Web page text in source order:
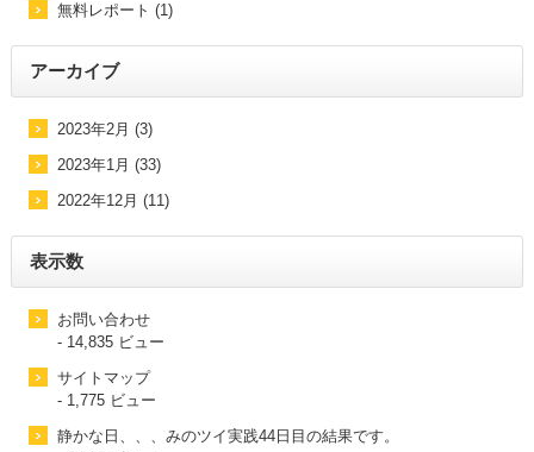
無料レポート (1)
アーカイブ
2023年2月 (3)
2023年1月 (33)
2022年12月 (11)
表示数
お問い合わせ
- 14,835 ビュー
サイトマップ
- 1,775 ビュー
静かな日、、、みのツイ実践44日目の結果です。